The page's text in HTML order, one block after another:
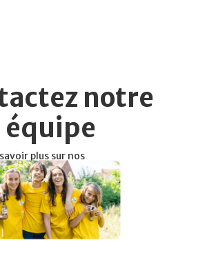
notre
équipe
plus sur nos
? Ou juste
pas à nous
ci-dessous.